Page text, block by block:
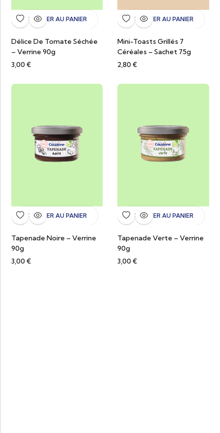
AJOUTER AU PANIER
Délice De Tomate Séchée
– Verrine 90g
3,00 €
AJOUTER AU PANIER
Mini-Toasts Grillés 7
Céréales – Sachet 75g
2,80 €
AJOUTER AU PANIER
Tapenade Noire – Verrine
90g
3,00 €
AJOUTER AU PANIER
Tapenade Verte – Verrine
90g
3,00 €